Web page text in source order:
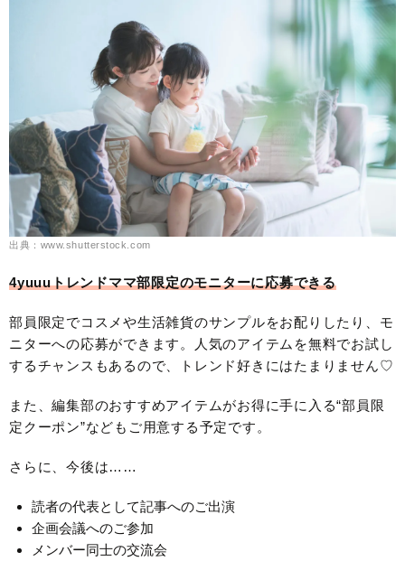
出典：www.shutterstock.com
4yuuuトレンドママ部限定のモニターに応募できる
部員限定でコスメや生活雑貨のサンプルをお配りしたり、モ
ニターへの応募ができます。人気のアイテムを無料でお試し
するチャンスもあるので、トレンド好きにはたまりません♡
また、編集部のおすすめアイテムがお得に手に入る“部員限
定クーポン”などもご用意する予定です。
さらに、今後は……
読者の代表として記事へのご出演
企画会議へのご参加
メンバー同士の交流会